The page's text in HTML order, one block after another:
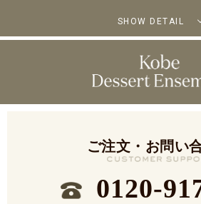
SHOW DETAIL
ご注文・お問い
0120-